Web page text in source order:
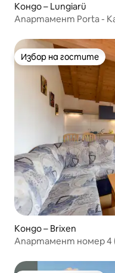
Кондо – Lungiarü
Апартамент Porta -
Избор на гостите
Избор на гостите
Кондо – Brixen
Апартамент номер 4